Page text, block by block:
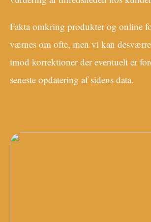
Fakta omkring produkter og online
værnes om ofte, men vi kan
imod korrektioner der eventuelt er
seneste opdatering af sidens data.